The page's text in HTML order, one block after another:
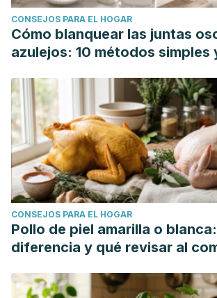
CONSEJOS PARA EL HOGAR
Cómo blanquear las juntas
azulejos: 10 métodos
CONSEJOS PARA EL HOGAR
Pollo de piel amarilla o
diferencia y qué revisar al